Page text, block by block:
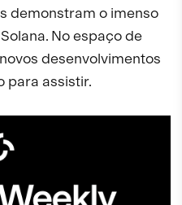
demonstram o imenso
No espaço de
desenvolvimentos
para assistir.